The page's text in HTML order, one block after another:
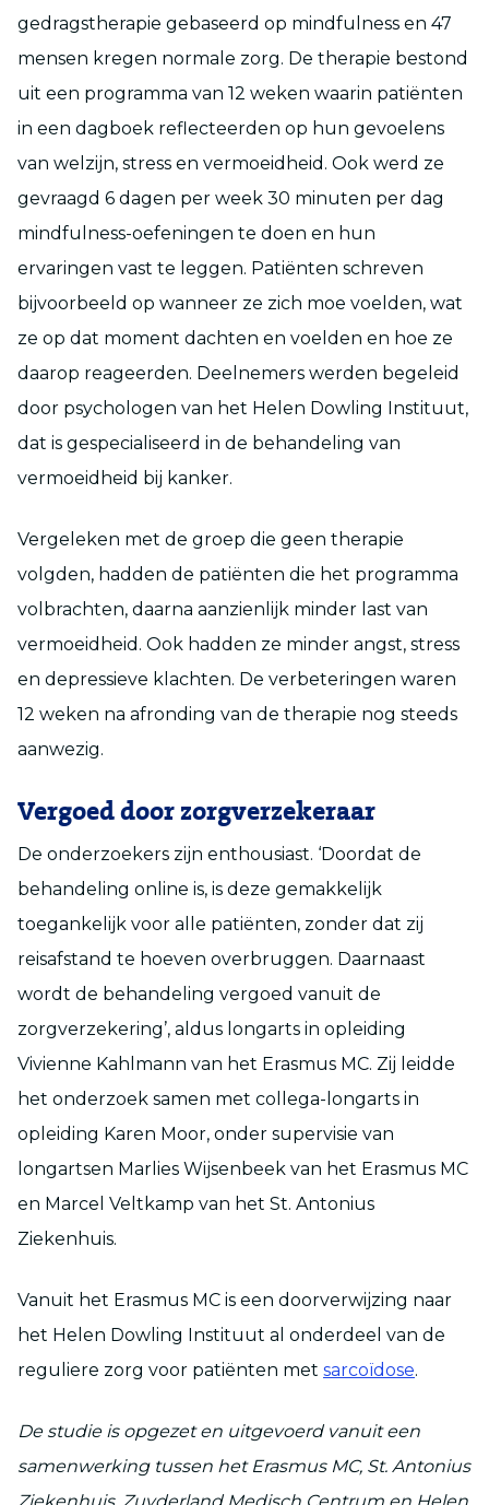
gedragstherapie gebaseerd op mindfulness en 47
mensen kregen normale zorg. De therapie bestond
uit een programma van 12 weken waarin patiënten
in een dagboek reflecteerden op hun gevoelens
van welzijn, stress en vermoeidheid. Ook werd ze
gevraagd 6 dagen per week 30 minuten per dag
mindfulness-oefeningen te doen en hun
ervaringen vast te leggen. Patiënten schreven
bijvoorbeeld op wanneer ze zich moe voelden, wat
ze op dat moment dachten en voelden en hoe ze
daarop reageerden. Deelnemers werden begeleid
door psychologen van het Helen Dowling Instituut,
dat is gespecialiseerd in de behandeling van
vermoeidheid bij kanker.
Vergeleken met de groep die geen therapie
volgden, hadden de patiënten die het programma
volbrachten, daarna aanzienlijk minder last van
vermoeidheid. Ook hadden ze minder angst, stress
en depressieve klachten. De verbeteringen waren
12 weken na afronding van de therapie nog steeds
aanwezig.
Vergoed door zorgverzekeraar
De onderzoekers zijn enthousiast. ‘Doordat de
behandeling online is, is deze gemakkelijk
toegankelijk voor alle patiënten, zonder dat zij
reisafstand te hoeven overbruggen. Daarnaast
wordt de behandeling vergoed vanuit de
zorgverzekering’, aldus longarts in opleiding
Vivienne Kahlmann van het Erasmus MC. Zij leidde
het onderzoek samen met collega-longarts in
opleiding Karen Moor, onder supervisie van
longartsen Marlies Wijsenbeek van het Erasmus MC
en Marcel Veltkamp van het St. Antonius
Ziekenhuis.
Vanuit het Erasmus MC is een doorverwijzing naar
het Helen Dowling Instituut al onderdeel van de
reguliere zorg voor patiënten met sarcoïdose.
De studie is opgezet en uitgevoerd vanuit een
samenwerking tussen het Erasmus MC, St. Antonius